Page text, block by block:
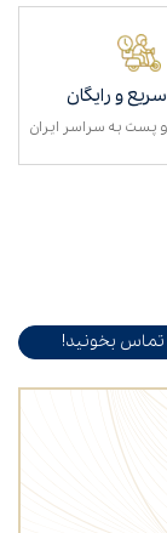
و رایگان
پست به سراسر ایران
تماس بخونید!